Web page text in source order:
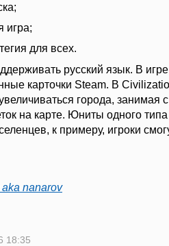
игра;
для всех.
русский язык. В
карточки Steam. В
города, занимая
на карте. Юниты одного
к примеру, игроки
nanarov
18:35